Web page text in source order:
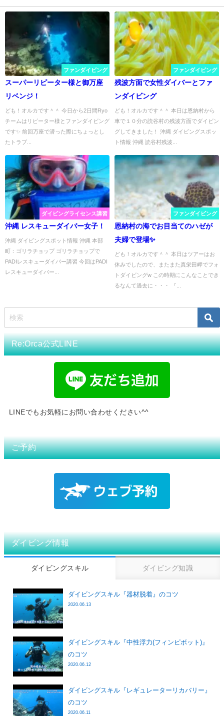
ファンダイビング
スーパーリピーター様と御万座
リベンジ！
ども！オルカです＾＾ 今日から2日間Ryo
チームはリピーター様とファンダイビング
です✨ 前回万座で潜った際にちょっとし
たトラブ...
ファンダイビング
残波方面で女性ダイバーとファ
ンダイビング
ども！オルカです＾＾ 本日は恩納村から
車で１０分の読谷村の残波方面でダイビン
グしてきました！ 沖縄 ダイビングスポッ
ト情報 沖縄 読谷村残波...
ダイビングライセンス講習
沖縄 レスキューダイバー女子！
沖縄 ダイビングスポット情報 沖縄 本部
町：ゴリラチョップ ゴリラチョップで
PADIレスキューダイバー講習 今回はPADI
レスキューダイバー...
ファンダイビング
恩納村の海でお目当てのハゼが
夫婦で登場✨
ども！オルカです＾＾ 本日はツアーはお
休みでしたので、またまた真栄田岬でフォ
トダイビングw この時期にこんなことでき
るなんて過去に・・・ 『...
Re:Orca公式LINE
LINEでもお気軽にお問い合わせください^^
ご予約
ダイビング情報
ダイビングスキル ダイビング知識
ダイビングスキル『器材脱着』のコツ
2020.06.13
ダイビングスキル『中性浮力(フィンピボット)』
のコツ
2020.06.12
ダイビングスキル『レギュレーターリカバリー』
のコツ
2020.06.11